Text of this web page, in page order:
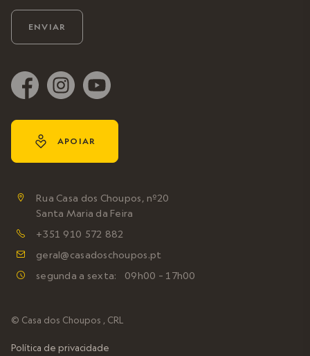
y APOIAR

Rua Casa dos Choupos, nº20
Santa Maria da Feira
 +351 910 572 882
 geral@casadoschoupos.pt
 segunda a sexta: 09h00 – 17h00
© Casa dos Choupos , CRL
Política de privacidade